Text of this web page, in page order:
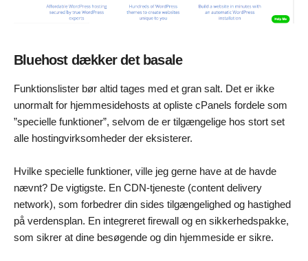
Bluehost dækker det basale
Funktionslister bør altid tages med et gran salt. Det er ikke
unormalt for hjemmesidehosts at opliste cPanels fordele som
”specielle funktioner”, selvom de er tilgængelige hos stort set
alle hostingvirksomheder der eksisterer.
Hvilke specielle funktioner, ville jeg gerne have at de havde
nævnt? De vigtigste. En CDN-tjeneste (content delivery
network), som forbedrer din sides tilgængelighed og hastighed
på verdensplan. En integreret firewall og en sikkerhedspakke,
som sikrer at dine besøgende og din hjemmeside er sikre.